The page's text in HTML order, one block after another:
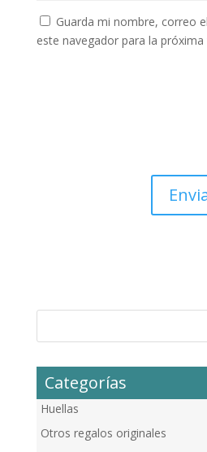
Guarda mi nombre, correo
este navegador para la
Categorías
Huellas
Otros regalos originales